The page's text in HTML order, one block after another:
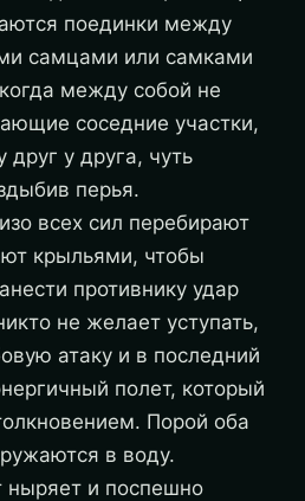
поединки между
самцами или самками
между собой не
соседние участки,
у друга, чуть
перья.
всех сил перебирают
крыльями, чтобы
противнику удар
не желает уступать,
атаку и в последний
полет, который
Порой оба
в воду.
и поспешно